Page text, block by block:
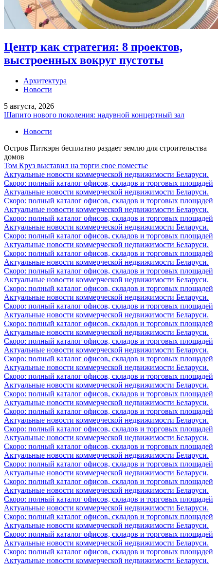
Центр как стратегия: 8 проектов,
выстроенных вокруг пустоты
Архитектура
Новости
5 августа, 2026
Шапито нового поколения: надувной концертный зал
Новости
Остров Питкэрн бесплатно раздает землю для строительства
домов
Том Круз выставил на торги свое поместье
Актуальные новости коммерческой недвижимости Беларуси.
Скоро: полный каталог офисов, складов и торговых площадей
Актуальные новости коммерческой недвижимости Беларуси.
Скоро: полный каталог офисов, складов и торговых площадей
Актуальные новости коммерческой недвижимости Беларуси.
Скоро: полный каталог офисов, складов и торговых площадей
Актуальные новости коммерческой недвижимости Беларуси.
Скоро: полный каталог офисов, складов и торговых площадей
Актуальные новости коммерческой недвижимости Беларуси.
Скоро: полный каталог офисов, складов и торговых площадей
Актуальные новости коммерческой недвижимости Беларуси.
Скоро: полный каталог офисов, складов и торговых площадей
Актуальные новости коммерческой недвижимости Беларуси.
Скоро: полный каталог офисов, складов и торговых площадей
Актуальные новости коммерческой недвижимости Беларуси.
Скоро: полный каталог офисов, складов и торговых площадей
Актуальные новости коммерческой недвижимости Беларуси.
Скоро: полный каталог офисов, складов и торговых площадей
Актуальные новости коммерческой недвижимости Беларуси.
Скоро: полный каталог офисов, складов и торговых площадей
Актуальные новости коммерческой недвижимости Беларуси.
Скоро: полный каталог офисов, складов и торговых площадей
Актуальные новости коммерческой недвижимости Беларуси.
Скоро: полный каталог офисов, складов и торговых площадей
Актуальные новости коммерческой недвижимости Беларуси.
Скоро: полный каталог офисов, складов и торговых площадей
Актуальные новости коммерческой недвижимости Беларуси.
Скоро: полный каталог офисов, складов и торговых площадей
Актуальные новости коммерческой недвижимости Беларуси.
Скоро: полный каталог офисов, складов и торговых площадей
Актуальные новости коммерческой недвижимости Беларуси.
Скоро: полный каталог офисов, складов и торговых площадей
Актуальные новости коммерческой недвижимости Беларуси.
Скоро: полный каталог офисов, складов и торговых площадей
Актуальные новости коммерческой недвижимости Беларуси.
Скоро: полный каталог офисов, складов и торговых площадей
Актуальные новости коммерческой недвижимости Беларуси.
Скоро: полный каталог офисов, складов и торговых площадей
Актуальные новости коммерческой недвижимости Беларуси.
Скоро: полный каталог офисов, складов и торговых площадей
Актуальные новости коммерческой недвижимости Беларуси.
Скоро: полный каталог офисов, складов и торговых площадей
Актуальные новости коммерческой недвижимости Беларуси.
Скоро: полный каталог офисов, складов и торговых площадей
Актуальные новости коммерческой недвижимости Беларуси.